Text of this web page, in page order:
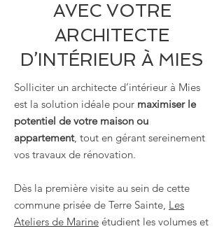
AVEC VOTRE
ARCHITECTE
D’INTÉRIEUR À MIES
Solliciter un architecte d’intérieur à Mies
est la solution idéale pour maximiser le
potentiel de votre maison ou
appartement, tout en gérant sereinement
vos travaux de rénovation.
Dès la première visite au sein de cette
commune prisée de Terre Sainte, Les
Ateliers de Marine étudient les volumes et